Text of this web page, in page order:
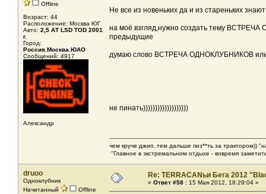
Offline
Возраст: 44
Расположение: Москва ЮГ
Авто: 2,5 АТ LSD TOD 2001
г.
Город:
Россия.Москва.ЮАО
Сообщений: 4917
Александр
Не все из новеньких да и из стареньких
на моё взгляд,нужно создать тему ВСТРЕЧА
предыдущие
думаю слово ВСТРЕЧА ОДНОКЛУБНИКОВ или
не пинать)))))))))))))))))))
чем круче джип..тем дальше пиз**ть за трактором))
"Главное в экстремальном отдыхе - вовремя
druoo
Одноклубник
Начитанный
Offline
Re: TERRACANьи Бега 2012
« Ответ #58 : 15 Мая 2012, 18:29:04 »